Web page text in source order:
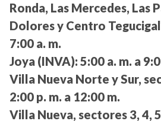
Ronda, Las Mercedes, Las
Dolores y Centro
7:00 a. m.
Joya (INVA): 5:00 a. m. a
Villa Nueva Norte y Sur,
2:00 p. m. a 12:00 m.
Villa Nueva, sectores 3, 4,